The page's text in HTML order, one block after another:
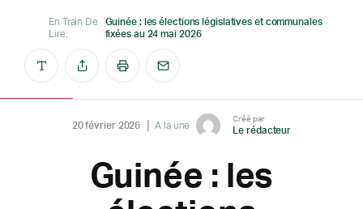
En Train De
Lire:
Guinée : les élections législatives et communales
fixées au 24 mai 2026
20 février 2026 A la une
Créé par
Le rédacteur
Guinée : les